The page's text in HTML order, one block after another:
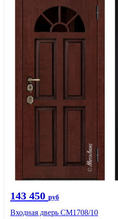
143 450 руб
Входная дверь CМ1708/10